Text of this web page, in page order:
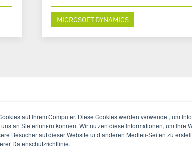
auf Ihrem Computer. Diese Cookies werden verwendet, um
an Sie erinnern können. Wir nutzen diese Informationen, um Ihre
Besucher auf dieser Website und anderen Medien-Seiten zu
Datenschutzrichtlinie.
MICROSOFT DYNAMICS
1 2 Weiter Letzte